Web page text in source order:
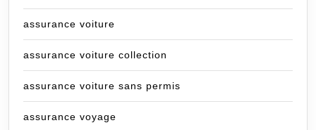
assurance voiture
assurance voiture collection
assurance voiture sans permis
assurance voyage